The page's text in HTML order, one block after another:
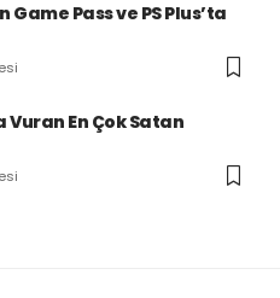
Pass ve PS Plus’ta
En Çok Satan